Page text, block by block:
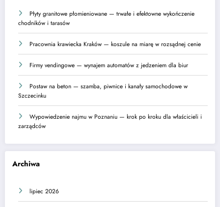
Płyty granitowe płomieniowane — trwałe i efektowne wykończenie
chodników i tarasów
Pracownia krawiecka Kraków — koszule na miarę w rozsądnej cenie
Firmy vendingowe — wynajem automatów z jedzeniem dla biur
Postaw na beton — szamba, piwnice i kanały samochodowe w
Szczecinku
Wypowiedzenie najmu w Poznaniu — krok po kroku dla właścicieli i
zarządców
Archiwa
lipiec 2026